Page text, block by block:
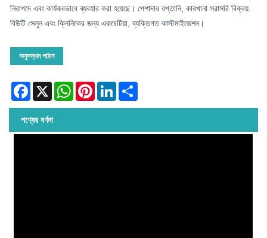
নিরাপদে এবং কার্যকরভাবে ব্যবহার করা হয়েছে। পেশাদার রপ্তানি, কারখানা সরাসরি বিক্রয়.
বিউটি সেলুন এবং ক্লিনিকের জন্য একচেটিয়া, ব্যক্তিগত কাস্টমাইজেশন।
অনুসন্ধান পাঠান
Facebook
X WhatsAppPinterestLinkedIn
পণ্যের বর্ণনা